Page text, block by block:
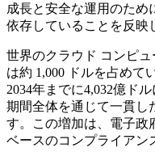
成長と安全な運用のため
依存していることを反映
世界のクラウド コンピ
は約 1,000 ドルを占めて
2034年までに4,032億ド
期間全体を通じて一貫し
す。この増加は、電子政
ベースのコンプライアン